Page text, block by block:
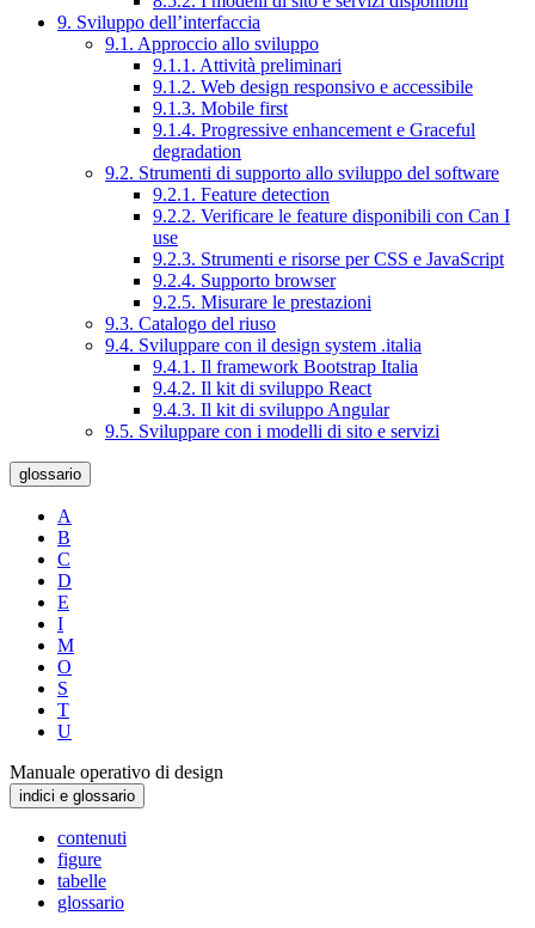
9. Sviluppo dell’interfaccia
9.1. Approccio allo sviluppo
9.1.1. Attività preliminari
9.1.2. Web design responsivo e accessibile
9.1.3. Mobile first
9.1.4. Progressive enhancement e Graceful
degradation
9.2. Strumenti di supporto allo sviluppo del software
9.2.1. Feature detection
9.2.2. Verificare le feature disponibili con Can I
use
9.2.3. Strumenti e risorse per CSS e JavaScript
9.2.4. Supporto browser
9.2.5. Misurare le prestazioni
9.3. Catalogo del riuso
9.4. Sviluppare con il design system .italia
9.4.1. Il framework Bootstrap Italia
9.4.2. Il kit di sviluppo React
9.4.3. Il kit di sviluppo Angular
9.5. Sviluppare con i modelli di sito e servizi
glossario
A
B
C
D
E
I
M
O
S
T
U
Manuale operativo di design
indici e glossario
contenuti
figure
tabelle
glossario